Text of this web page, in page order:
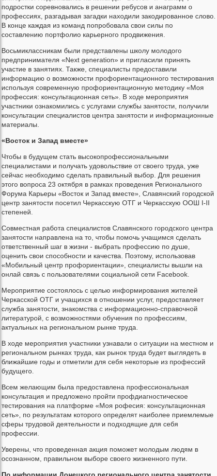
подростки соревновались в решении ребусов и анаграмм о
профессиях, разгадывая загадки находили закодированное слово.
В конце каждая из команд попробовала свои силы по
составлению портфолио карьерного продвижения.
Восьмиклассникам были представлены школу молодого
предпринимателя «Next generation» и пригласили принять
участие в занятиях. Также, специалисты предоставили
информацию о возможности профориентационного тестирования
используя современную профориентационную методику «Моя
профессия: консультационная сеть». В ходе мероприятия
участники ознакомились с услугами службы занятости, получили
консультации специалистов центра занятости и информационные
материалы.
«Восток и Запад вместе»
Чтобы в будущем стать высокопрофессиональными
специалистами и получать удовольствие от своего труда, уже
сейчас необходимо сделать правильный выбор. Для решения
этого вопроса 23 октября в рамках проведения Регионального
Форума Карьеры «Восток и Запад вместе», Славянский городской
центр занятости посетил Черкасскую ОТГ и Черкасскую ООШ I-II
степеней.
Совместная работа специалистов Славянского городского центра
занятости направлена на то, чтобы помочь учащимся сделать
ответственный шаг в жизни - выбрать профессию по душе,
оценить свои способности и качества. Поэтому, использовав
«Мобильный центр профориентации», специалисты вышли на
онлай связь с пользователями социальной сети Facebook.
Мероприятие состоялось с целью информирования жителей
Черкасской ОТГ и учащихся в отношении услуг, предоставляет
служба занятости, знакомства с информационно-справочной
литературой, с возможностями обучения по профессиям,
актуальных на региональном рынке труда.
В ходе мероприятия участники узнавали о ситуации на местном и
региональном рынках труда, как рынок труда будет выглядеть в
ближайшие годы и отметили для себя некоторые из профессий
будущего.
Всем желающим была предоставлена профессиональная
консультация и предложено пройти профдиагностическое
тестирования на платформе «Моя рофесия: консультационная
сеть», по результатам которого определят наиболее приемлемые
сферы трудовой деятельности и подходящие для себя
профессии.
Уверены, что проведенная акция поможет молодым людям в
осознанном, правильном выборе своего жизненного пути.
По информации Донецкого регионального центра занятости